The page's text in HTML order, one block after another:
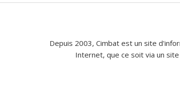
Depuis 2003, Cimbat est un site
Internet, que ce soit via un